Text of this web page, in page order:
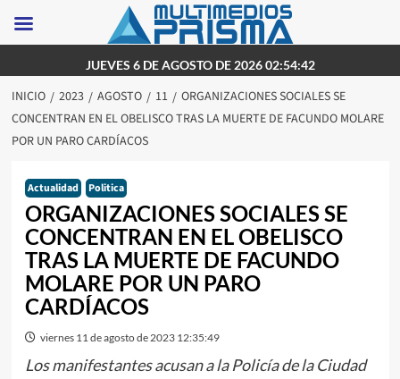
al
contenido
JUEVES 6 DE AGOSTO DE 2026 02:54:42
INICIO 2023 AGOSTO 11
ORGANIZACIONES SOCIALES SE
CONCENTRAN EN EL OBELISCO TRAS LA MUERTE DE FACUNDO MOLARE
POR UN PARO CARDÍACOS
Actualidad Politica
ORGANIZACIONES SOCIALES SE
CONCENTRAN EN EL OBELISCO
TRAS LA MUERTE DE FACUNDO
MOLARE POR UN PARO
CARDÍACOS
viernes 11 de agosto de 2023 12:35:49
Los manifestantes acusan a la Policía de la Ciudad